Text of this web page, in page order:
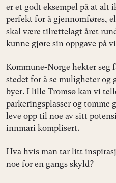
er et godt eksempel på at alt
perfekt for å gjennomføres,
skal være tilrettelagt året
kunne gjøre sin oppgave på
Kommune-Norge hekter seg
stedet for å se muligheter og
byer. I lille Tromsø kan vi
parkeringsplasser og tomme
leve opp til noe av sitt
innmari komplisert.
Hva hvis man tar litt
noe for en gangs skyld?